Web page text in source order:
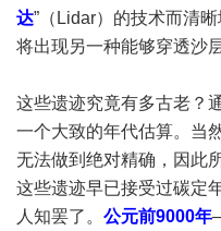
达”（Lidar）的技术而清
将出现另一种能够穿透沙
这些遗迹究竟有多古老？
一个大致的年代估算。当
无法做到绝对精确，因此
这些遗迹早已接受过碳定
人知罢了。 公元前9000年